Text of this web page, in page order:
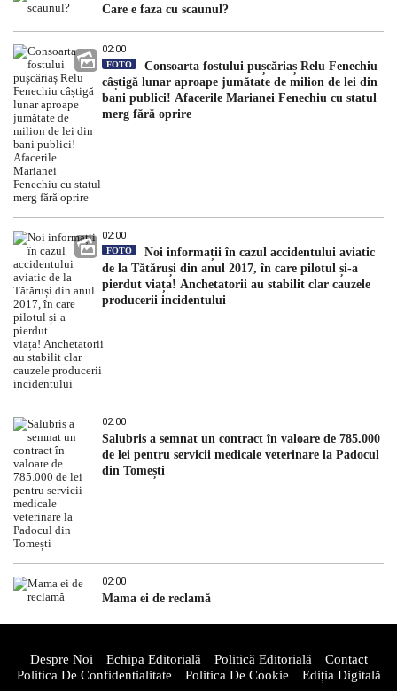
Care e faza cu scaunul?
02:00
FOTO
Consoarta fostului pușcăriaș Relu Fenechiu
câștigă lunar aproape jumătate de milion de lei din
bani publici! Afacerile Marianei Fenechiu cu statul
merg fără oprire
02:00
FOTO
Noi informații în cazul accidentului aviatic
de la Tătăruși din anul 2017, în care pilotul și-a
pierdut viața! Anchetatorii au stabilit clar cauzele
producerii incidentului
02:00
Salubris a semnat un contract în valoare de 785.000
de lei pentru servicii medicale veterinare la Padocul
din Tomești
02:00
Mama ei de reclamă
Despre Noi Echipa Editorială Politică Editorială
Contact
Politica De Confidentialitate
Politica De Cookie Ediția Digitală